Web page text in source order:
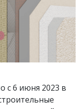
6 июня 2023 в